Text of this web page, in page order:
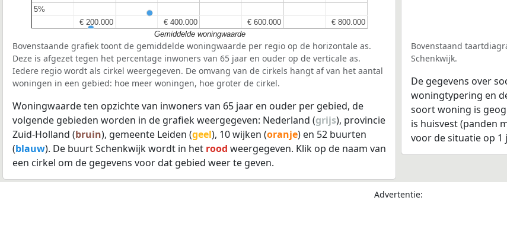
€ 200.000
€ 200.000 € 400.000
€ 400.000 € 600.000
€ 600.000 € 800.000
€ 800.000
5%
5%
Gemiddelde woningwaarde
Bovenstaande grafiek toont de gemiddelde woningwaarde per regio op de horizontale as.
Deze is afgezet tegen het percentage inwoners van 65 jaar en ouder op de verticale as.
Iedere regio wordt als cirkel weergegeven. De omvang van de cirkels hangt af van het aantal
woningen in een gebied: hoe meer woningen, hoe groter de cirkel.
Woningwaarde ten opzichte van inwoners van 65 jaar en ouder per gebied, de
volgende gebieden worden in de grafiek weergegeven: Nederland (grijs), provincie
Zuid-Holland (bruin), gemeente Leiden (geel), 10 wijken (oranje) en 52 buurten
(blauw). De buurt Schenkwijk wordt in het rood weergegeven. Klik op de naam van
een cirkel om de gegevens voor dat gebied weer te geven.
Bovenstaand
Schenkwijk.
De gegevens over
woningtypering en
soort woning is
is huisvest (panden
voor de situatie op 1
Advertentie: